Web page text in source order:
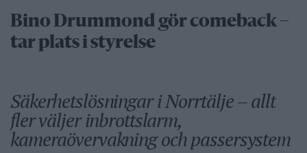
Bino Drummond gör comeback –
tar plats i styrelse
Säkerhetslösningar i Norrtälje – allt
fler väljer inbrottslarm,
kameraövervakning och passersystem